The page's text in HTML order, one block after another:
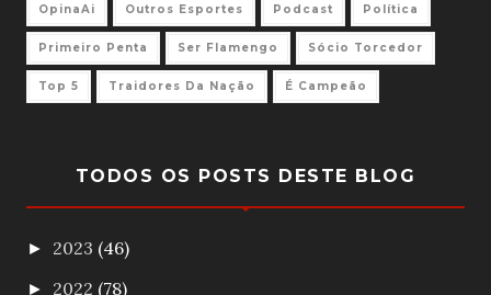
OpinaAi Outros Esportes Podcast Política
Primeiro Penta Ser Flamengo Sócio Torcedor
Top 5 Traidores Da Nação É Campeão
TODOS OS POSTS DESTE BLOG
► 2023 (46)
► 2022 (78)